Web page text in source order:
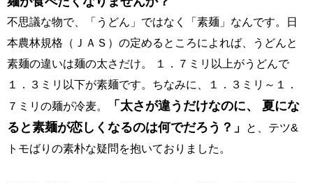
不思議な物で、「うどん」ではなく「素麺」なんです。日
本農林規格（ＪＡＳ）の定めるところによれば、うどんと
素麺の違いは麺の太さだけ。 １．７ミリ以上がうどんで
１．３ミリ以下が素麺です。ちなみに、１．３ミリ～１．
７ミリの麺が冷麦。
「太さが違うだけなのに、 夏にな
ると素麺が恋しくなるのは何でだろう？」
と、テツ&
トモばりの素朴な疑問を抱いておりました。